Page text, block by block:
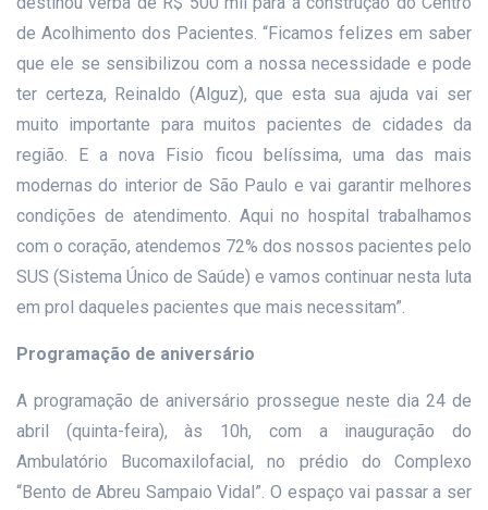
de Acolhimento dos Pacientes. “Ficamos felizes em saber
que ele se sensibilizou com a nossa necessidade e pode
ter certeza, Reinaldo (Alguz), que esta sua ajuda vai ser
muito importante para muitos pacientes de cidades da
região. E a nova Fisio ficou belíssima, uma das mais
modernas do interior de São Paulo e vai garantir melhores
condições de atendimento. Aqui no hospital trabalhamos
com o coração, atendemos 72% dos nossos pacientes pelo
SUS (Sistema Único de Saúde) e vamos continuar nesta luta
em prol daqueles pacientes que mais necessitam”.
Programação de aniversário
A programação de aniversário prossegue neste dia 24 de
abril (quinta-feira), às 10h, com a inauguração do
Ambulatório Bucomaxilofacial, no prédio do Complexo
“Bento de Abreu Sampaio Vidal”. O espaço vai passar a ser